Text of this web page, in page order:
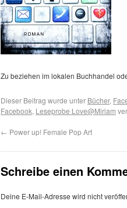
Zu beziehen im lokalen Buchhandel
Dieser Beitrag wurde unter Bücher,
Facebook, Leseprobe Love@Miriam
← Power up! Female Pop Art
Schreibe einen
Deine E-Mail-Adresse wird nicht